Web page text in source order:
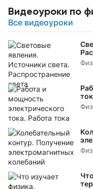
Видеоуроки по
Все видеоуроки